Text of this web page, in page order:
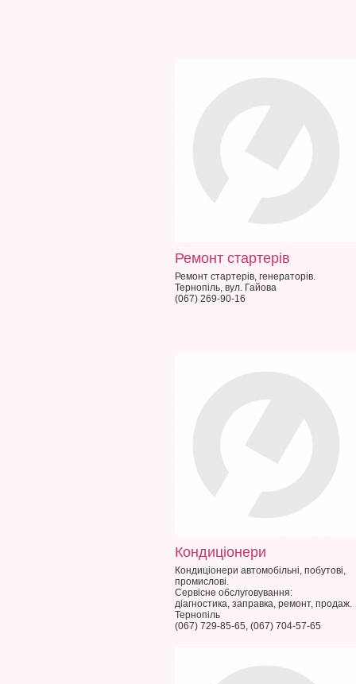
Ремонт стартерів
Ремонт стартерів, генераторів.
Тернопіль, вул. Гайова
(067) 269-90-16
Кондиціонери
Кондиціонери автомобільні, побутові,
промислові.
Сервісне обслуговування:
діагностика, заправка, ремонт, продаж.
Тернопіль
(067) 729-85-65, (067) 704-57-65